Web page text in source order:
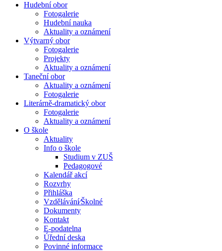
Hudební obor
Fotogalerie
Hudební nauka
Aktuality a oznámení
Výtvarný obor
Fotogalerie
Projekty
Aktuality a oznámení
Taneční obor
Aktuality a oznámení
Fotogalerie
Literárně-dramatický obor
Fotogalerie
Aktuality a oznámení
O škole
Aktuality
Info o škole
Studium v ZUŠ
Pedagogové
Kalendář akcí
Rozvrhy
Přihláška
Vzdělávání⁄Školné
Dokumenty
Kontakt
E-podatelna
Úřední deska
Povinné informace